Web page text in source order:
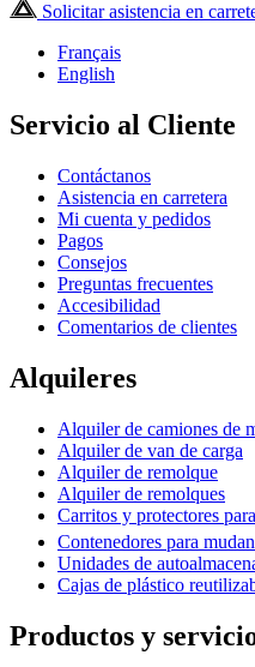
Solicitar asistencia en
Français
English
Servicio al Cliente
Contáctanos
Asistencia en carretera
Mi cuenta y pedidos
Pagos
Consejos
Preguntas frecuentes
Accesibilidad
Comentarios de clientes
Alquileres
Alquiler de camiones de
Alquiler de van de carga
Alquiler de remolque
Alquiler de remolques
Carritos y protectores
Contenedores para
Unidades de
Cajas de plástico
Productos y